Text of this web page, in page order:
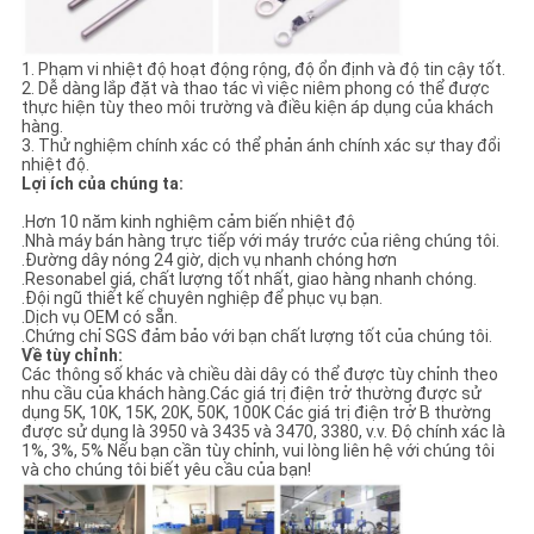
TRANG
WEB
PRIVACY
POLICY
1. Phạm vi nhiệt độ hoạt động rộng, độ ổn định và độ tin cậy tốt.
2. Dễ dàng lắp đặt và thao tác vì việc niêm phong có thể được
thực hiện tùy theo môi trường và điều kiện áp dụng của khách
hàng.
3. Thử nghiệm chính xác có thể phản ánh chính xác sự thay đổi
nhiệt độ.
Lợi ích của chúng ta:
.Hơn 10 năm kinh nghiệm cảm biến nhiệt độ
.Nhà máy bán hàng trực tiếp với máy trước của riêng chúng tôi.
.Đường dây nóng 24 giờ, dịch vụ nhanh chóng hơn
.Resonabel giá, chất lượng tốt nhất, giao hàng nhanh chóng.
.Đội ngũ thiết kế chuyên nghiệp để phục vụ bạn.
.Dịch vụ OEM có sẵn.
.Chứng chỉ SGS đảm bảo với bạn chất lượng tốt của chúng tôi.
Về tùy chỉnh:
Các thông số khác và chiều dài dây có thể được tùy chỉnh theo
nhu cầu của khách hàng.Các giá trị điện trở thường được sử
dụng 5K, 10K, 15K, 20K, 50K, 100K Các giá trị điện trở B thường
được sử dụng là 3950 và 3435 và 3470, 3380, v.v. Độ chính xác là
1%, 3%, 5% Nếu bạn cần tùy chỉnh, vui lòng liên hệ với chúng tôi
và cho chúng tôi biết yêu cầu của bạn!